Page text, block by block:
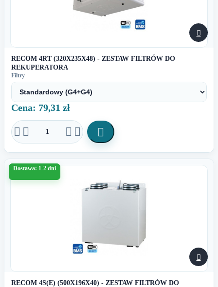

RECOM 4RT (320X235X48) - ZESTAW FILTRÓW DO
REKUPERATORA
Filtry
Cena: 79,31 zł
    
Dostawa: 1-2 dni

RECOM 4S(E) (500X196X40) - ZESTAW FILTRÓW DO